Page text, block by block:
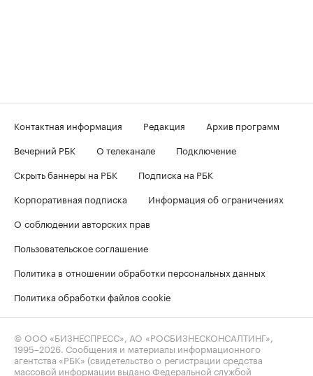
Контактная информация Редакция
Архив программ
Вечерний РБК
О телеканале
Подключение
Скрыть баннеры на РБК
Подписка на РБК
Корпоративная подписка
Информация об ограничениях
О соблюдении авторских прав
Пользовательское соглашение
Политика в отношении обработки персональных данных
Политика обработки файлов cookie
© ООО «БИЗНЕСПРЕСС», АО «РОСБИЗНЕСКОНСАЛТИНГ»,
1995–2026. Сообщения и материалы информационного
агентства «РБК» (свидетельство о регистрации средства
массовой информации выдано Федеральной службой